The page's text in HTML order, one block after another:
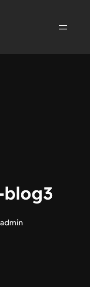
admin